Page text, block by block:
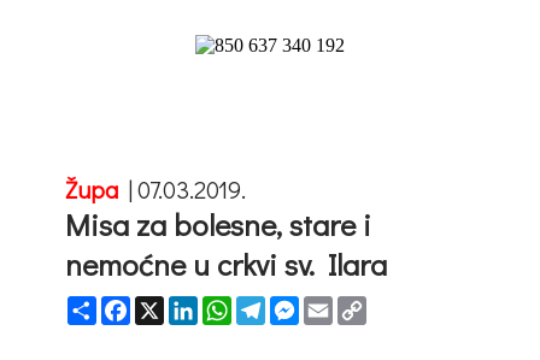
Župa |07.03.2019.
Misa za bolesne, stare i
nemoćne u crkvi sv. Ilara
ShareFacebook
X LinkedInWhatsApp
TelegramMessenger
Email